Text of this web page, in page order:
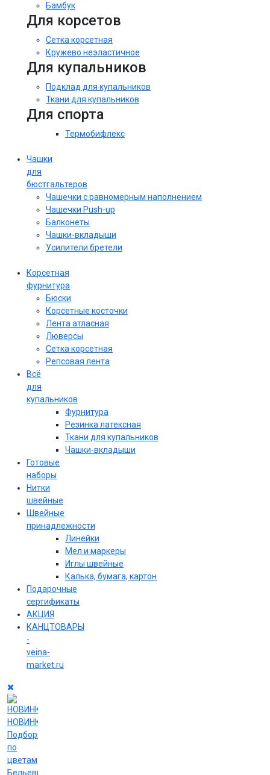
Бамбук
Для корсетов
Сетка корсетная
Кружево неэластичное
Для купальников
Подклад для купальников
Ткани для купальников
Для спорта
Термобифлекс
Чашки
для
бюстгальтеров
Чашечки с равномерным наполнением
Чашечки Push-up
Балконеты
Чашки-вкладыши
Усилители бретели
Корсетная
фурнитура
Бюски
Корсетные косточки
Лента атласная
Люверсы
Сетка корсетная
Репсовая лента
Всё
для
купальников
Фурнитура
Резинка латексная
Ткани для купальников
Чашки-вкладыши
Готовые
наборы
Нитки
швейные
Швейные
принадлежности
Линейки
Мел и маркеры
Иглы швейные
Калька, бумага, картон
Подарочные
сертификаты
АКЦИЯ
КАНЦТОВАРЫ
-
veina-
market.ru
НОВИНКИ
Подборки
по
цветам
Бельевые